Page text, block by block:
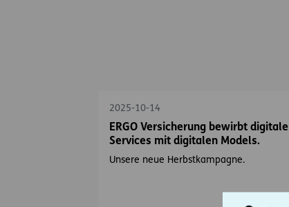
2025-10-14
ERGO Versicherung bewirbt digitale
Services mit digitalen Models.
Unsere neue Herbstkampagne.